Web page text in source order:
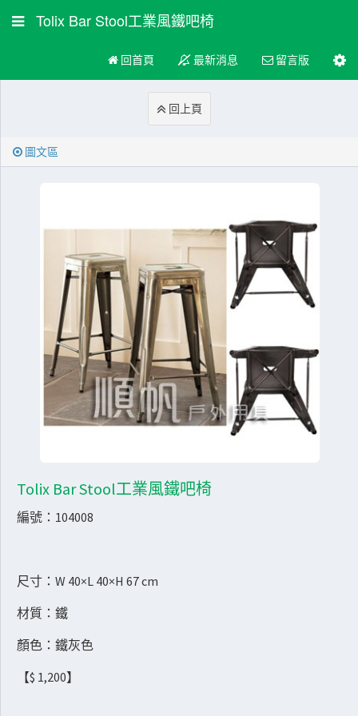
Tolix Bar Stool工業風鐵吧椅
回首頁 最新消息 留言版
回上頁
圖文區
Tolix Bar Stool工業風鐵吧椅
編號：104008
尺寸：W 40×L 40×H 67 cm
材質：鐵
顏色：鐵灰色
【$ 1,200】